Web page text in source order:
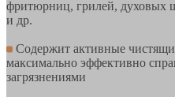
фритюрниц, грилей, духовых
и др.
Содержит активные
максимально эффективно
загрязнениями